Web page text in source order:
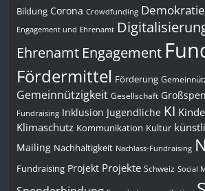
Bildung Corona Crowdfunding Demokratie
Engagement und Ehrenamt
Ehrenamt Engagement
Fördermittel Förderung
Gemeinnützigkeit Gesellschaft
Fundraising Inklusion Jugendliche KI
Klimaschutz Kommunikation Kultur
Mailing Nachhaltigkeit Nachlass-Fundraising
Fundraising Projekt Projekte Schweiz Social